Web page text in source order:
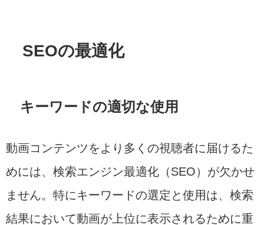
SEOの最適化
キーワードの適切な使用
動画コンテンツをより多くの視聴者に届けるた
めには、検索エンジン最適化（SEO）が欠かせ
ません。特にキーワードの選定と使用は、検索
結果において動画が上位に表示されるために重